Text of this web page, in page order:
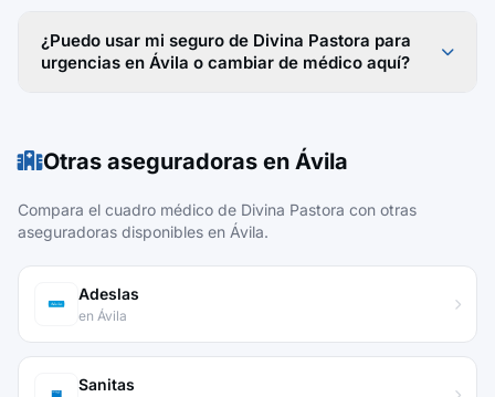
¿Puedo usar mi seguro de Divina Pastora para
urgencias en Ávila o cambiar de médico aquí?
Otras aseguradoras en Ávila
Compara el cuadro médico de Divina Pastora con otras
aseguradoras disponibles en Ávila.
Adeslas
en Ávila
Sanitas